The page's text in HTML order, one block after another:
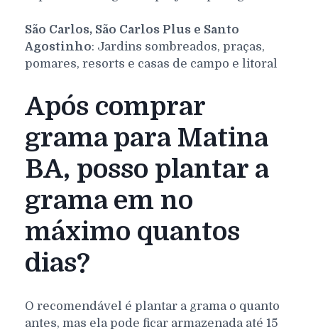
São Carlos, São Carlos Plus e Santo
Agostinho: Jardins sombreados, praças,
pomares, resorts e casas de campo e litoral
Após comprar
grama para Matina
BA, posso plantar a
grama em no
máximo quantos
dias?
O recomendável é plantar a grama o quanto
antes, mas ela pode ficar armazenada até 15